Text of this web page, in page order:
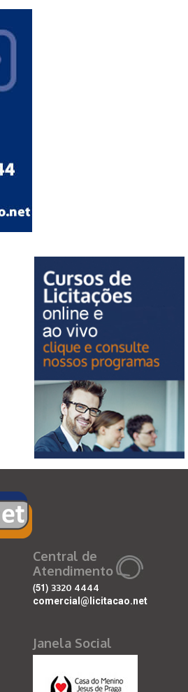
Central de
Atendimento
(51) 3320 4444
comercial@licitacao.net
Janela Social